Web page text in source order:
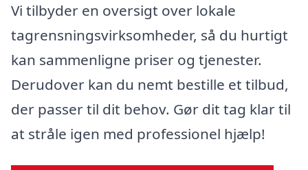
Vi tilbyder en oversigt over lokale
tagrensningsvirksomheder, så du hurtigt
kan sammenligne priser og tjenester.
Derudover kan du nemt bestille et tilbud,
der passer til dit behov. Gør dit tag klar til
at stråle igen med professionel hjælp!